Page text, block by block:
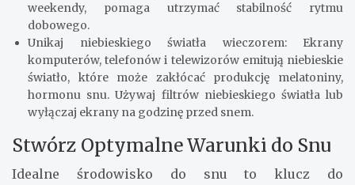
weekendy, pomaga utrzymać stabilność rytmu
dobowego.
Unikaj niebieskiego światła wieczorem: Ekrany
komputerów, telefonów i telewizorów emitują niebieskie
światło, które może zakłócać produkcję melatoniny,
hormonu snu. Używaj filtrów niebieskiego światła lub
wyłączaj ekrany na godzinę przed snem.
Stwórz Optymalne Warunki do Snu
Idealne środowisko do snu to klucz do